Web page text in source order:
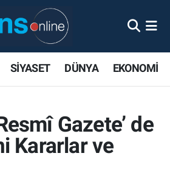
SİYASET DÜNYA EKONOMİ
Gazete’ de
Kararlar ve